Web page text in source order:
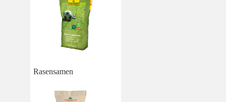
Rasensamen